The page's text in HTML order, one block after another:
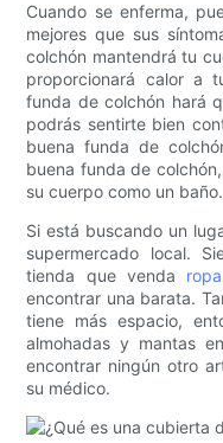
Cuando se enferma,
mejores que sus
colchón mantendrá tu
proporcionará calor a
funda de colchón hará
podrás sentirte bien
buena funda de
buena funda de
su cuerpo como un baño.
Si está buscando un
supermercado local.
tienda que venda
encontrar una barata.
tiene más espacio,
almohadas y mantas
encontrar ningún otro
su médico.